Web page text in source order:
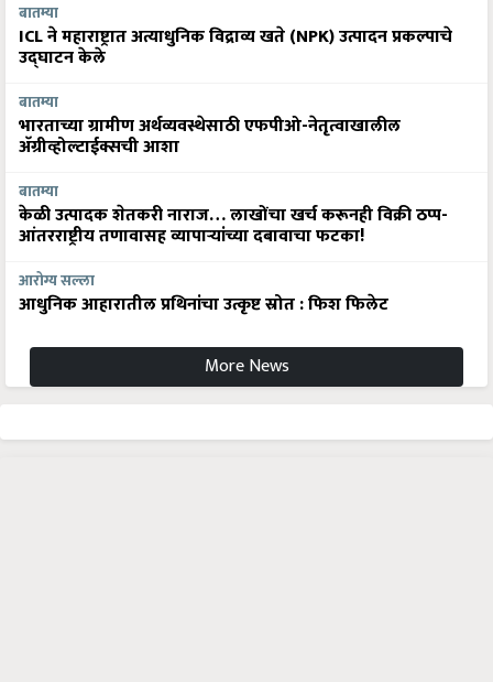
बातम्या
ICL ने महाराष्ट्रात अत्याधुनिक विद्राव्य खते (NPK) उत्पादन प्रकल्पाचे
उद्घाटन केले
बातम्या
भारताच्या ग्रामीण अर्थव्यवस्थेसाठी एफपीओ-नेतृत्वाखालील
अ‍ॅग्रीव्होल्टाईक्सची आशा
बातम्या
केळी उत्पादक शेतकरी नाराज… लाखोंचा खर्च करूनही विक्री ठप्प-
आंतरराष्ट्रीय तणावासह व्यापाऱ्यांच्या दबावाचा फटका!
आरोग्य सल्ला
आधुनिक आहारातील प्रथिनांचा उत्कृष्ट स्रोत : फिश फिलेट
More News